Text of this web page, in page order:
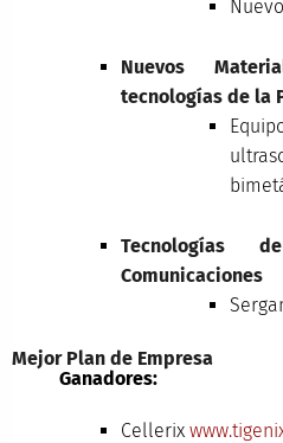
Nuevos
tecnologías de la
Tecnologías
Comunicaciones
Mejor Plan de Empresa
Ganadores:
Cellerix